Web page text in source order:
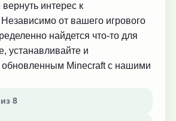
интерес к
от вашего игрового
найдется что-то для
устанавливайте и
обновленным Minecraft с нашими
8